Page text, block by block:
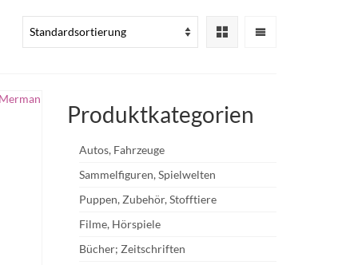
Produktkategorien
Autos, Fahrzeuge
Sammelfiguren, Spielwelten
Puppen, Zubehör, Stofftiere
Filme, Hörspiele
Bücher; Zeitschriften